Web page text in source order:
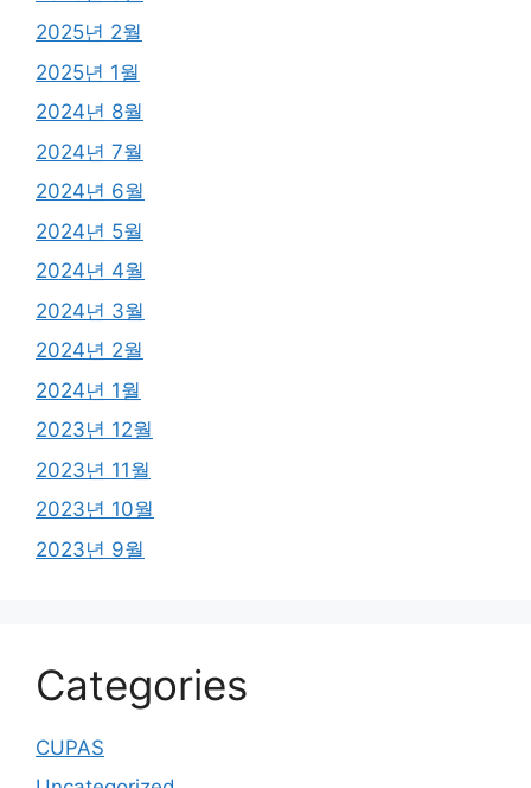
2025년 2월
2025년 1월
2024년 8월
2024년 7월
2024년 6월
2024년 5월
2024년 4월
2024년 3월
2024년 2월
2024년 1월
2023년 12월
2023년 11월
2023년 10월
2023년 9월
Categories
CUPAS